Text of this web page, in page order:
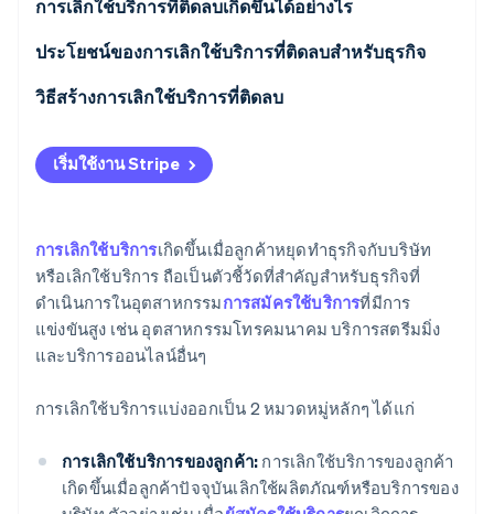
Stripe Sessions 2026
ดูว่า Stripe กำลังสร้างโครงสร้างพื้นฐานระบบเศรษฐกิจสำหรับ
รับชมเลย
การเลิกใช้บริการที่ติดลบเกิดขึ้นได้อย่างไร
ประโยชน์ของการเลิกใช้บริการที่ติดลบสําหรับธุรกิจ
วิธีสร้างการเลิกใช้บริการที่ติดลบ
การปรับแต่งการโต้ตอบให้เหมาะกับลูกค้าแต่ละราย
ส่งมอบการสนับสนุนที่โดดเด่นให้กับลูกค้า
การพัฒนาวัฒนธรรมที่เน้นลูกค้า
การใช้เทคโนโลยีให้สูงสุด
การสร้างระบบข้อเสนอแนะที่นำไปสู่การดำเนินการ
การปรับปรุงผลิตภัณฑ์และบริการอย่างต่อเนื่อง
การกำหนดราคาอย่างมีกลยุทธ์และรักษาความโปร่งใส
เริ่มใช้งาน Stripe
การเลิกใช้บริการเกิดขึ้นเมื่อลูกค้าหยุดทําธุรกิจกับบริษัท
หรือเลิกใช้บริการ ถือเป็นตัวชี้วัดที่สำคัญสำหรับธุรกิจที่
ดำเนินการในอุตสาหกรรมการสมัครใช้บริการที่มีการ
แข่งขันสูง เช่น อุตสาหกรรมโทรคมนาคม บริการสตรีมมิ่ง
และบริการออนไลน์อื่นๆ
การเลิกใช้บริการแบ่งออกเป็น 2 หมวดหมู่หลักๆ ได้แก่
การเลิกใช้บริการของลูกค้า: การเลิกใช้บริการของลูกค้า
เกิดขึ้นเมื่อลูกค้าปัจจุบันเลิกใช้ผลิตภัณฑ์หรือบริการของ